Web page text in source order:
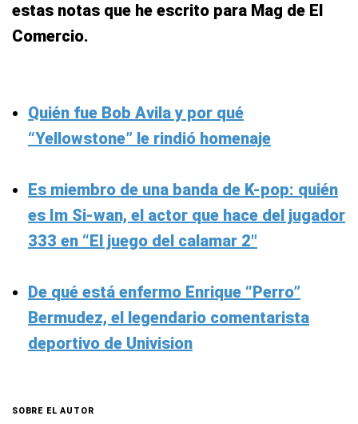
estas notas que he escrito para Mag de El
Comercio.
Quién fue Bob Avila y por qué
“Yellowstone” le rindió homenaje
Es miembro de una banda de K-pop: quién
es Im Si-wan, el actor que hace del jugador
333 en “El juego del calamar 2″
De qué está enfermo Enrique “Perro”
Bermudez, el legendario comentarista
deportivo de Univision
SOBRE EL AUTOR